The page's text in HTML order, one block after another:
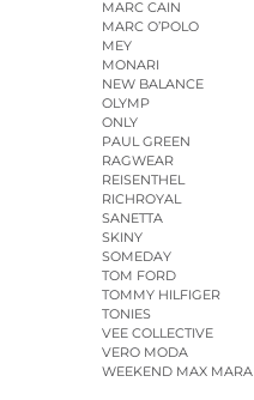
MARC CAIN
MARC O’POLO
MEY
MONARI
NEW BALANCE
OLYMP
ONLY
PAUL GREEN
RAGWEAR
REISENTHEL
RICHROYAL
SANETTA
SKINY
SOMEDAY
TOM FORD
TOMMY HILFIGER
TONIES
VEE COLLECTIVE
VERO MODA
WEEKEND MAX MARA